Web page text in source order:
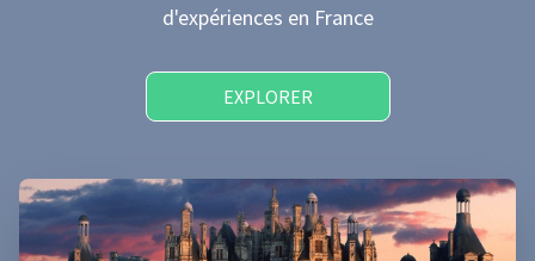
d'expériences en France
EXPLORER